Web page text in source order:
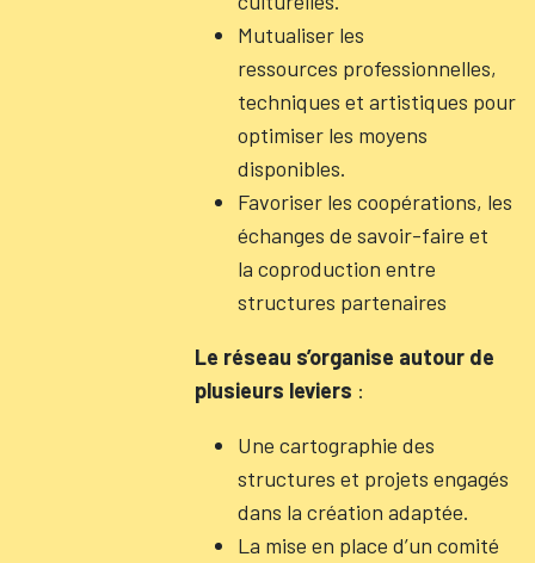
Mutualiser les
ressources professionnelles,
techniques et artistiques pour
optimiser les moyens
disponibles.
Favoriser les coopérations, les
échanges de savoir-faire et
la coproduction entre
structures partenaires
Le réseau s’organise autour de
plusieurs leviers :
Une cartographie des
structures et projets engagés
dans la création adaptée.
La mise en place d’un comité